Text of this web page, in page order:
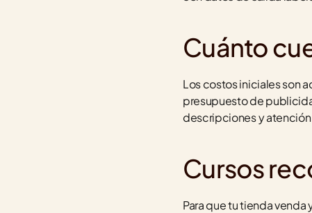
Cuánto
Los costos iniciales son
presupuesto de
descripciones y
Cursos
Para que tu tienda venda